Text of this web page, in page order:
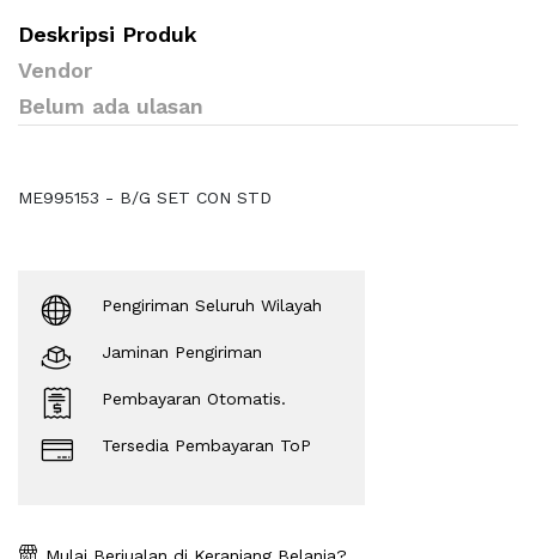
Deskripsi Produk
Vendor
Belum ada ulasan
ME995153 - B/G SET CON STD
Pengiriman Seluruh Wilayah
Jaminan Pengiriman
Pembayaran Otomatis.
Tersedia Pembayaran ToP